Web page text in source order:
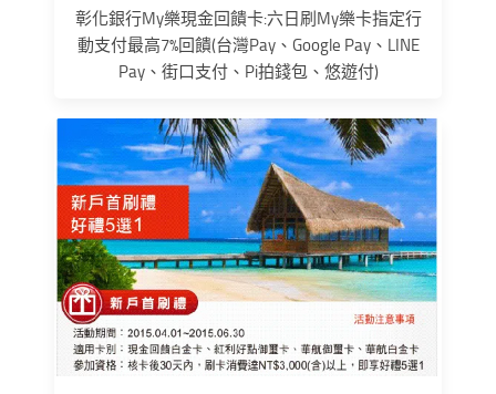
彰化銀行My樂現金回饋卡:六日刷My樂卡指定行
動支付最高7%回饋(台灣Pay、Google Pay、LINE
Pay、街口支付、Pi拍錢包、悠遊付)